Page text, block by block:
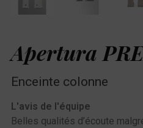
Apertura
Enceinte colonne
L'avis de l'équipe
Belles qualités d’écoute